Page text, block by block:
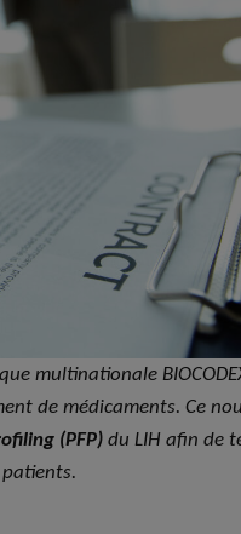
multinationale
de médicaments. Ce
(PFP) du LIH afin de
patients.